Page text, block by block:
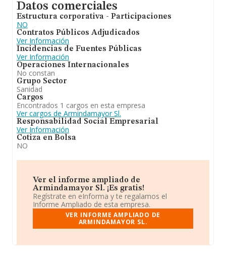
Datos comerciales
Estructura corporativa - Participaciones
NO
Contratos Públicos Adjudicados
Ver Información
Incidencias de Fuentes Públicas
Ver Información
Operaciones Internacionales
No constan
Grupo Sector
Sanidad
Cargos
Encontrados 1 cargos en esta empresa
Ver cargos de Armindamayor Sl.
Responsabilidad Social Empresarial
Ver Información
Cotiza en Bolsa
NO
Ver el informe ampliado de
Armindamayor Sl. ¡Es gratis!
Regístrate en eInforma y te regalamos el
Informe Ampliado de esta empresa.
VER INFORME AMPLIADO DE
ARMINDAMAYOR SL.